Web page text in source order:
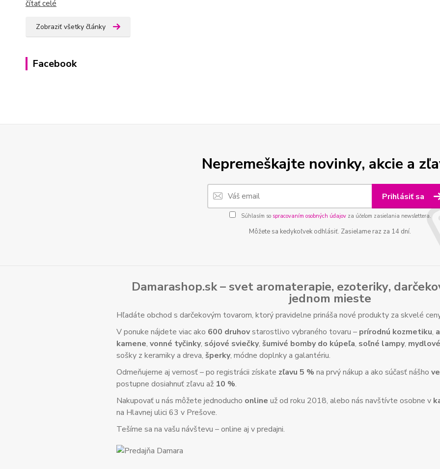
čítať celé
Zobraziť všetky články
Facebook
Nepremeškajte novinky, akcie a
Prihlásiť sa
Súhlasím so spracovaním osobných údajovza účelom zasielania newslettera.
Môžete sa kedykoľvek odhlásiť. Zasielame raz za 14 dní.
Damarashop.sk – svet aromaterapie, ezoteriky,
jednom mieste
Hľadáte obchod s darčekovým tovarom, ktorý pravidelne prináša nové produkty za skvelé
V ponuke nájdete viac ako 600 druhovstarostlivo vybraného tovaru – prírodnú kozmetiku,
kamene, vonné tyčinky, sójové sviečky, šumivé bomby do kúpeľa, soľné lampy,
sošky z keramiky a dreva, šperky, módne doplnky a galantériu.
Odmeňujeme aj vernosť – po registrácii získate zľavu 5 % na prvý nákup a ako súčasť nášho
postupne dosiahnuť zľavu až 10 %.
Nakupovať u nás môžete jednoducho online už od roku 2018, alebo nás navštívte osobne v
na Hlavnej ulici 63 v Prešove.
Tešíme sa na vašu návštevu – online aj v predajni.